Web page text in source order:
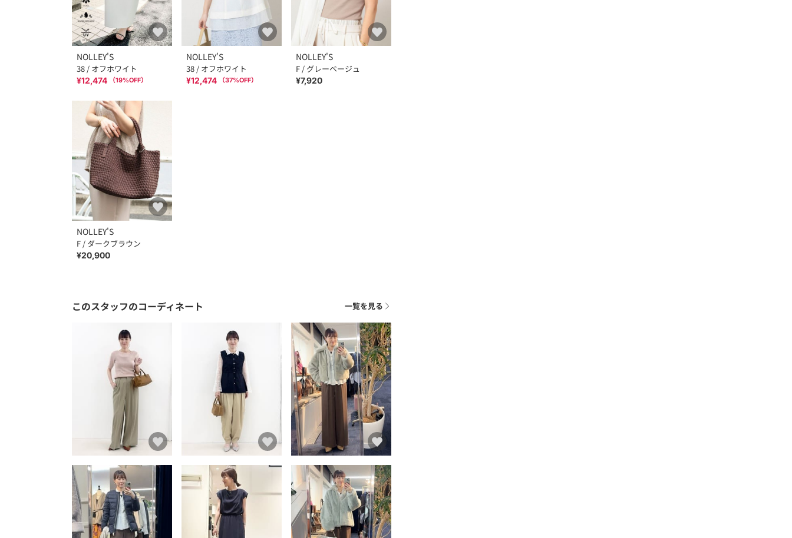
NOLLEY'S
38 / オフホワイト
¥12,474 （19%OFF）
NOLLEY'S
38 / オフホワイト
¥12,474 （37%OFF）
NOLLEY'S
F / グレーベージュ
¥7,920
NOLLEY'S
F / ダークブラウン
¥20,900
このスタッフのコーディネート 一覧を見る